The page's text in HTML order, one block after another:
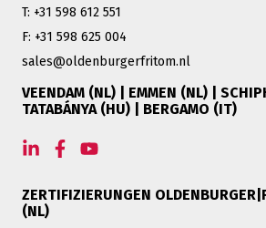
T: +31 598 612 551
F: +31 598 625 004
sales@oldenburgerfritom.nl
VEENDAM (NL) | EMMEN (NL) |
TATABÁNYA (HU) | BERGAMO (IT)
ZERTIFIZIERUNGEN
(NL)